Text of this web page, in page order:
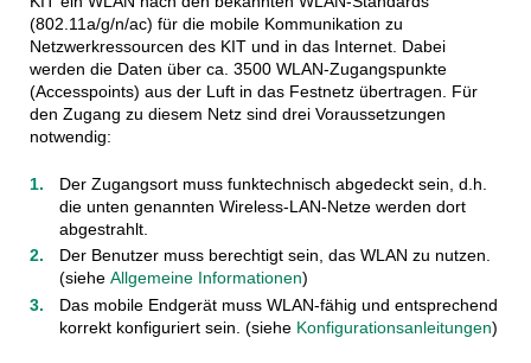
(802.11a/g/n/ac) für die mobile Kommunikation zu
Netzwerkressourcen des KIT und in das Internet. Dabei
werden die Daten über ca. 3500 WLAN-Zugangspunkte
(Accesspoints) aus der Luft in das Festnetz übertragen. Für
den Zugang zu diesem Netz sind drei Voraussetzungen
notwendig:
Der Zugangsort muss funktechnisch abgedeckt sein, d.h.
die unten genannten Wireless-LAN-Netze werden dort
abgestrahlt.
Der Benutzer muss berechtigt sein, das WLAN zu nutzen.
(siehe Allgemeine Informationen)
Das mobile Endgerät muss WLAN-fähig und entsprechend
korrekt konfiguriert sein. (siehe Konfigurationsanleitungen)